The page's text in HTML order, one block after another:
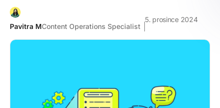
Pavitra MContent Operations Specialist
5. prosince 2024